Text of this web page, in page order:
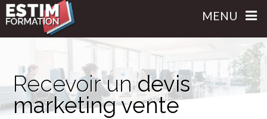
MENU
Recevoir undevis
marketing vente